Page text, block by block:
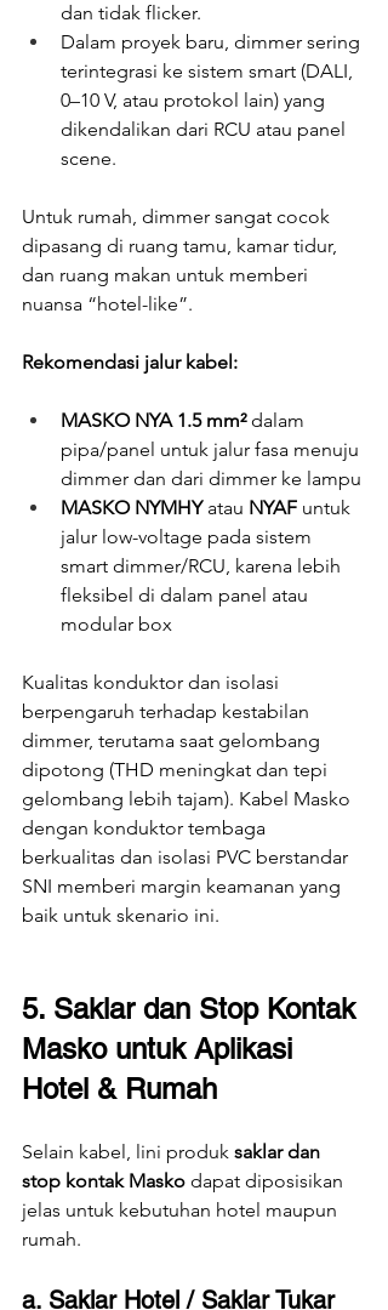
dan tidak flicker.
Dalam proyek baru, dimmer sering
terintegrasi ke sistem smart (DALI,
0–10 V, atau protokol lain) yang
dikendalikan dari RCU atau panel
scene.
Untuk rumah, dimmer sangat cocok
dipasang di ruang tamu, kamar tidur,
dan ruang makan untuk memberi
nuansa “hotel-like”.
Rekomendasi jalur kabel:
MASKO NYA 1.5 mm² dalam
pipa/panel untuk jalur fasa menuju
dimmer dan dari dimmer ke lampu
MASKO NYMHY atau NYAF untuk
jalur low-voltage pada sistem
smart dimmer/RCU, karena lebih
fleksibel di dalam panel atau
modular box
Kualitas konduktor dan isolasi
berpengaruh terhadap kestabilan
dimmer, terutama saat gelombang
dipotong (THD meningkat dan tepi
gelombang lebih tajam). Kabel Masko
dengan konduktor tembaga
berkualitas dan isolasi PVC berstandar
SNI memberi margin keamanan yang
baik untuk skenario ini.
5. Saklar dan Stop Kontak
Masko untuk Aplikasi
Hotel & Rumah
Selain kabel, lini produk saklar dan
stop kontak Masko dapat diposisikan
jelas untuk kebutuhan hotel maupun
rumah.
a. Saklar Hotel / Saklar Tukar